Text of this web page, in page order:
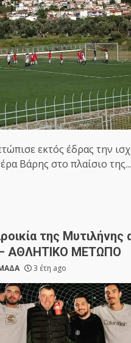
εκτός έδρας την
Βάρης στο πλαίσιο της...
της Μυτιλήνης
– ΑΘΛΗΤΙΚΟ ΜΕΤΩΠΟ
3 έτη ago